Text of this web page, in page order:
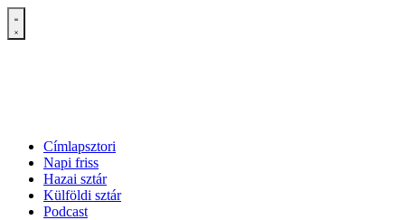
Címlapsztori
Napi friss
Hazai sztár
Külföldi sztár
Podcast